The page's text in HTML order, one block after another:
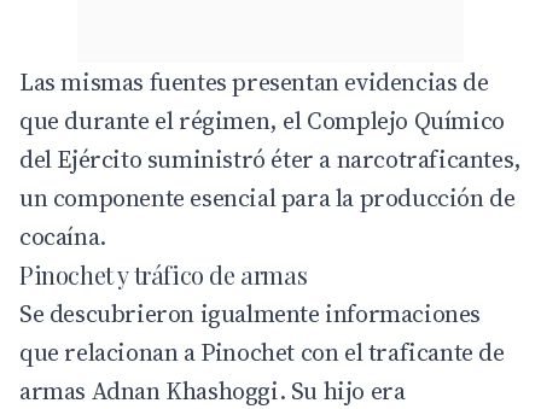
Las mismas fuentes presentan evidencias de
que durante el régimen, el Complejo Químico
del Ejército suministró éter a narcotraficantes,
un componente esencial para la producción de
cocaína.
Pinochet y tráfico de armas
Se descubrieron igualmente informaciones
que relacionan a Pinochet con el traficante de
armas Adnan Khashoggi. Su hijo era